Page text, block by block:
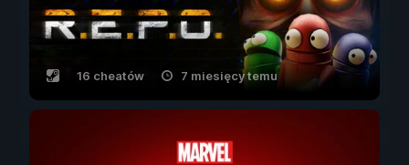
16 cheatów 7 miesięcy temu